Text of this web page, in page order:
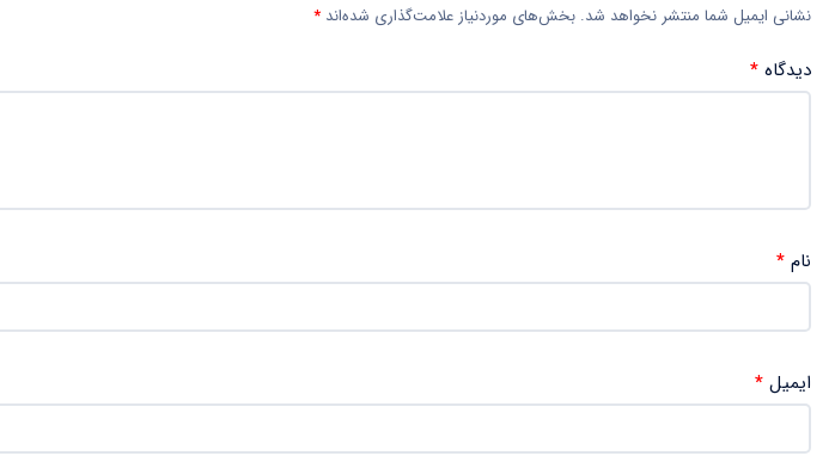
نشانی ایمیل شما منتشر نخواهد شد. بخش‌های موردنیاز علامت‌گذاری شده‌اند *
دیدگاه *
نام *
ایمیل *